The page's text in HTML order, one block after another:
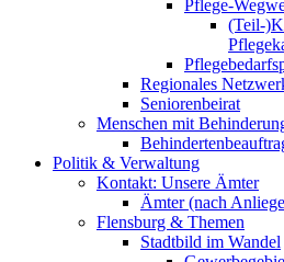
Pflege-
(Teil-
Regionales
Seniorenbeirat
Menschen mit
Politik & Verwaltung
Kontakt: Unsere Ämter
Ämter (nach
Flensburg & Themen
Stadtbild im Wandel